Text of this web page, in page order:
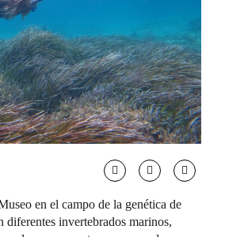
en el campo de la genética de
diferentes invertebrados marinos,